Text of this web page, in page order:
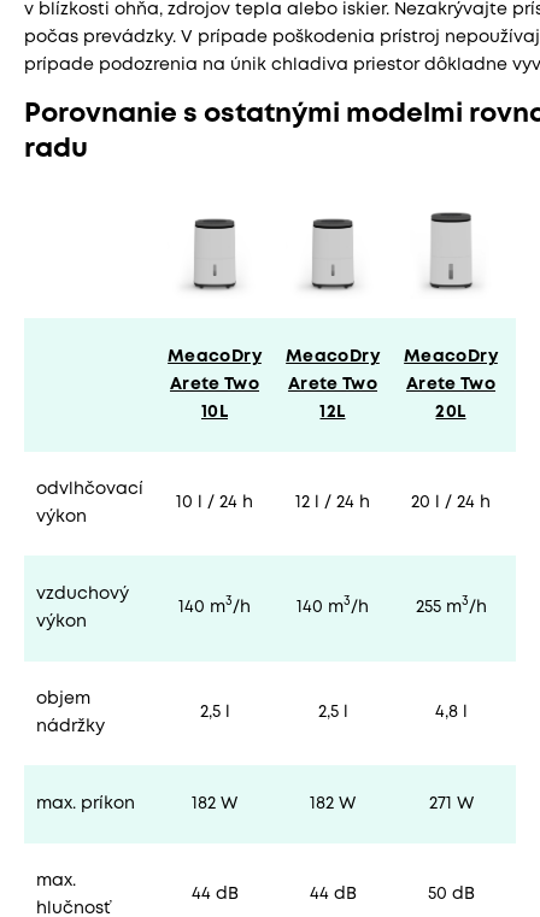
v blízkosti ohňa, zdrojov tepla alebo iskier. Nezakrývajte
počas prevádzky. V prípade poškodenia prístroj
prípade podozrenia na únik chladiva priestor dôkladne
Porovnanie s ostatnými modelmi
radu
MeacoDry
Arete Two
10L
MeacoDry
Arete Two
12L
MeacoDry
Arete Two
20L
odvlhčovací
výkon
10 l / 24 h 12 l / 24 h 20 l / 24 h
vzduchový
výkon
140 m3 /h 140 m3 /h 255 m3 /h
objem
nádržky
2,5 l 2,5 l 4,8 l
max. príkon 182 W 182 W 271 W
max.
hlučnosť
44 dB 44 dB 50 dB